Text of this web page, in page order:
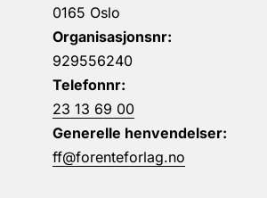
0165 Oslo
Organisasjonsnr:
929556240
Telefonnr:
23 13 69 00
Generelle henvendelser:
ff@forenteforlag.no